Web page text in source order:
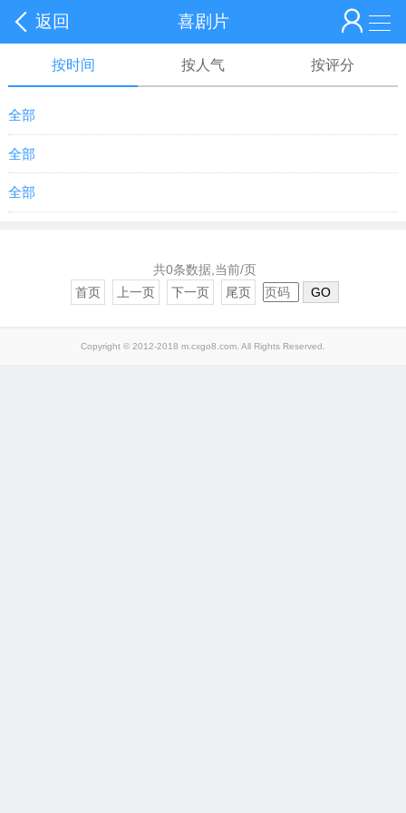
返回 喜剧片
按时间 按人气 按评分
全部
全部
全部
共0条数据,当前/页
首页
上一页 下一页 尾页 GO
Copyright © 2012-2018 m.cxgo8.com. All Rights Reserved.